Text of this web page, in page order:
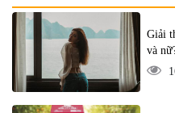
Giải
và